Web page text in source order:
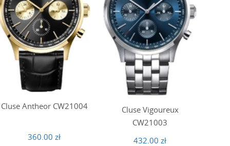
Cluse Antheor CW21004
360.00 zł
Cluse Vigoureux
CW21003
432.00 zł